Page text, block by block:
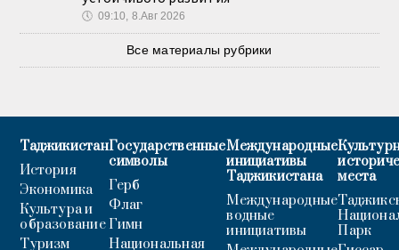
🕔 09:10, 8.Авг 2026
Все материалы рубрики
Таджикистан
История
Экономика
Культура и
образование
Туризм
Государственные
символы
Герб
Флаг
Гимн
Национальная
Международные
инициативы
Таджикистана
Международные
водные
инициативы
места
Парк